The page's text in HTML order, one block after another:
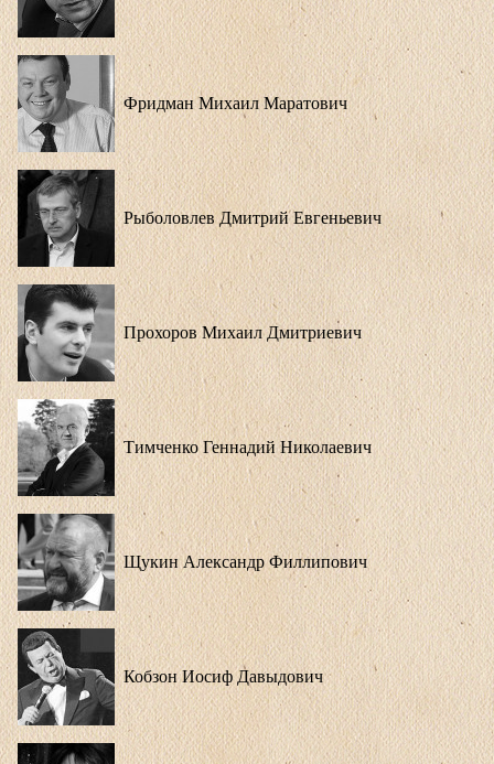
Фридман Михаил Маратович
Рыболовлев Дмитрий Евгеньевич
Прохоров Михаил Дмитриевич
Тимченко Геннадий Николаевич
Щукин Александр Филлипович
Кобзон Иосиф Давыдович